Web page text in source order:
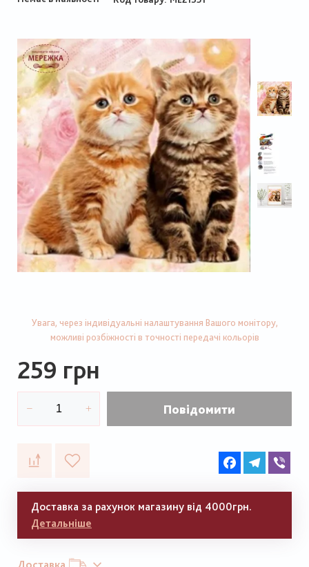
Увага, через індивідуальні налаштування Вашого монітору,
можливі розбіжності в точності передачі кольорів
259 грн
Повідомити
FacebookTelegram
Доставка за рахунок магазину від 4000грн.
Детальніше
Доставка